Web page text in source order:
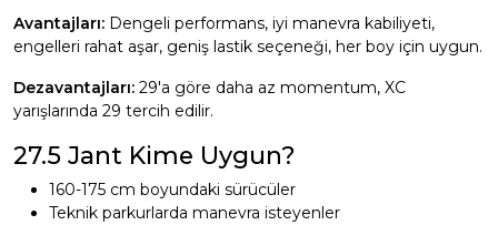
Avantajları: Dengeli performans, iyi manevra kabiliyeti,
engelleri rahat aşar, geniş lastik seçeneği, her boy için uygun.
Dezavantajları: 29'a göre daha az momentum, XC
yarışlarında 29 tercih edilir.
27.5 Jant Kime Uygun?
160-175 cm boyundaki sürücüler
Teknik parkurlarda manevra isteyenler